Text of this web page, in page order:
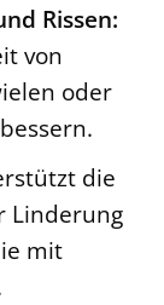
Rissen:
von
oder
die
Linderung
mit